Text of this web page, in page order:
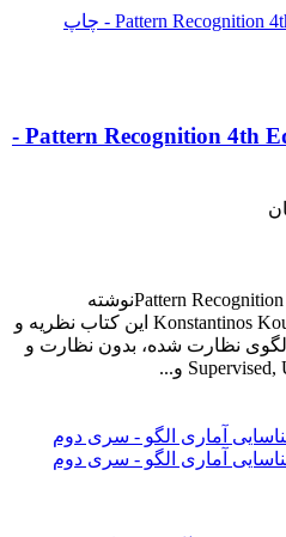
کتاب شناسایی الگو Pattern Recognition 4th Edition -
کتاب شناسایی الگو Pattern Recognition 4th Editionنوشته
Konstantinos Koutroumbas , Sergios Theodoridis این کتاب نظریه و
نظارت شده، بدون نظارت و